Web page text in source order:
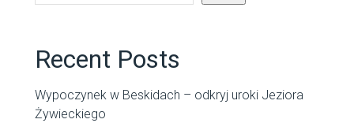
Recent Posts
Wypoczynek w Beskidach – odkryj uroki Jeziora
Żywieckiego